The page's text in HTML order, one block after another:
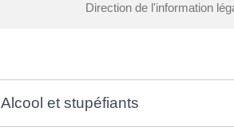
Direction de l'information
Alcool et stupéfiants